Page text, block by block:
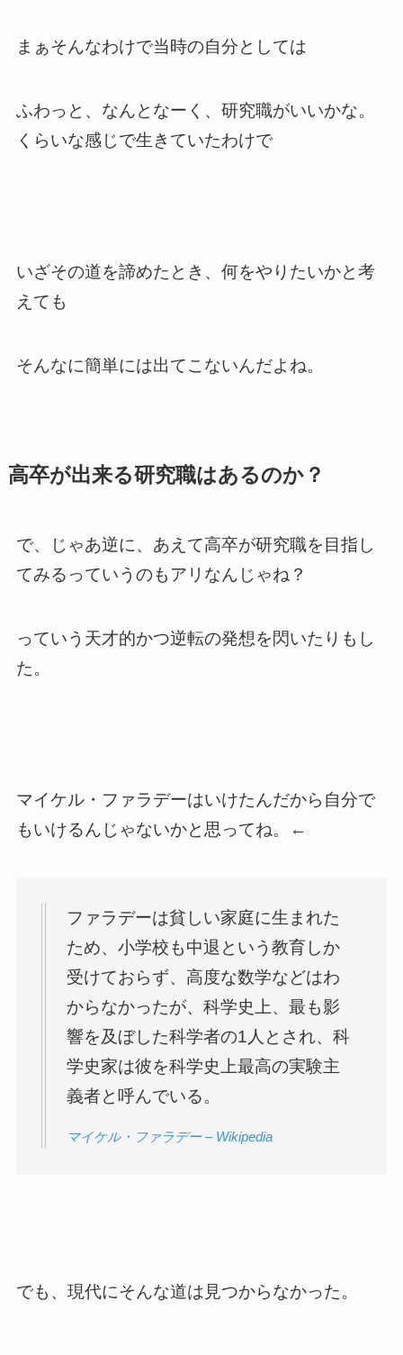
まぁそんなわけで当時の自分としては
ふわっと、なんとなーく、研究職がいいかな。
くらいな感じで生きていたわけで
いざその道を諦めたとき、何をやりたいかと考
えても
そんなに簡単には出てこないんだよね。
高卒が出来る研究職はあるのか？
で、じゃあ逆に、あえて高卒が研究職を目指し
てみるっていうのもアリなんじゃね？
っていう天才的かつ逆転の発想を閃いたりもし
た。
マイケル・ファラデーはいけたんだから自分で
もいけるんじゃないかと思ってね。←
ファラデーは貧しい家庭に生まれた
ため、小学校も中退という教育しか
受けておらず、高度な数学などはわ
からなかったが、科学史上、最も影
響を及ぼした科学者の1人とされ、科
学史家は彼を科学史上最高の実験主
義者と呼んでいる。
マイケル・ファラデー – Wikipedia
でも、現代にそんな道は見つからなかった。